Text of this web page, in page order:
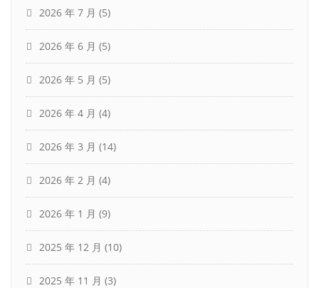
2026 年 7 月 (5)
2026 年 6 月 (5)
2026 年 5 月 (5)
2026 年 4 月 (4)
2026 年 3 月 (14)
2026 年 2 月 (4)
2026 年 1 月 (9)
2025 年 12 月 (10)
2025 年 11 月 (3)